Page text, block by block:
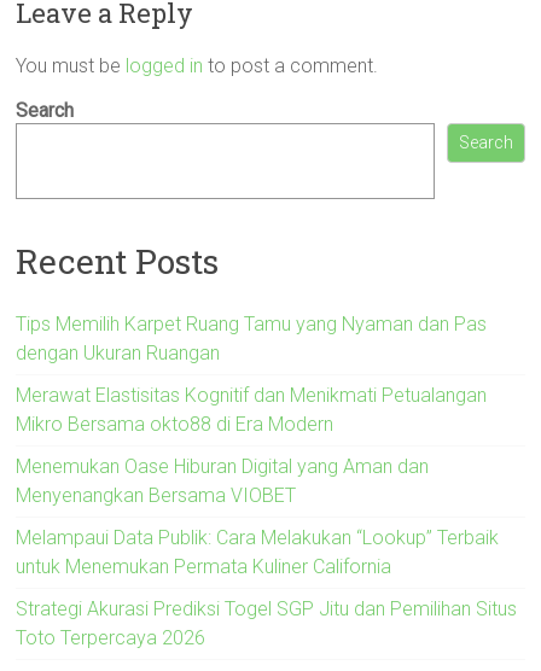
Leave a Reply
You must be logged in to post a comment.
Search
Search
Recent Posts
Tips Memilih Karpet Ruang Tamu yang Nyaman dan Pas
dengan Ukuran Ruangan
Merawat Elastisitas Kognitif dan Menikmati Petualangan
Mikro Bersama okto88 di Era Modern
Menemukan Oase Hiburan Digital yang Aman dan
Menyenangkan Bersama VIOBET
Melampaui Data Publik: Cara Melakukan “Lookup” Terbaik
untuk Menemukan Permata Kuliner California
Strategi Akurasi Prediksi Togel SGP Jitu dan Pemilihan Situs
Toto Terpercaya 2026